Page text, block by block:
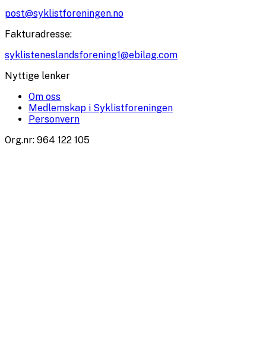
post@syklistforeningen.no
Fakturadresse:
syklisteneslandsforening1@ebilag.com
Nyttige lenker
Om oss
Medlemskap i Syklistforeningen
Personvern
Org.nr: 964 122 105